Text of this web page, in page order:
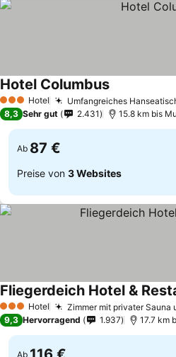
3 SterneHotel Umfangreiches
Hotel ColumbusPreise sehen
8,3 Sehr gut 2.431 15.8 km bis
Ab 87 €
Preise von 3 Websites
3 SterneHotel Zimmer mit privater Sauna
Fliegerdeich Hotel &
9,3 Hervorragend 1.937 17.7 km
Ab